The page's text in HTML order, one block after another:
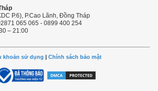
P.6), P.Cao Lãnh, Đồng Tháp
065 065 - 0899 400 254
– 21:00
khoản sử dụng Chính sách bảo mật